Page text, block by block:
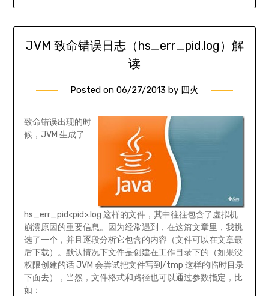
JVM 致命错误日志（hs_err_pid.log）解
读
Posted on 06/27/2013 by 四火
致命错误出现的时
候，JVM 生成了
hs_err_pid<pid>.log 这样的文件，其中往往包含了虚拟机
崩溃原因的重要信息。因为经常遇到，在这篇文章里，我挑
选了一个，并且逐段分析它包含的内容（文件可以在文章最
后下载）。默认情况下文件是创建在工作目录下的（如果没
权限创建的话 JVM 会尝试把文件写到/tmp 这样的临时目录
下面去），当然，文件格式和路径也可以通过参数指定，比
如：